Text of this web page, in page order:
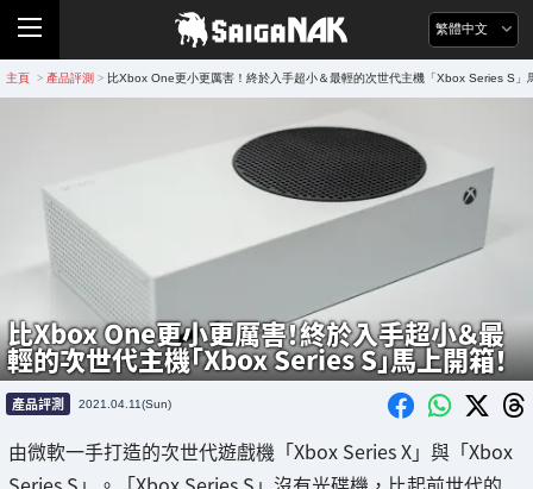
繁體中文
主頁 > 產品評測 > 比Xbox One更小更厲害！終於入手超小＆最輕的次世代主機「Xbox Series S」
比Xbox One更小更厲害！終於入手超小＆最
輕的次世代主機「Xbox Series S」馬上開箱！
產品評測 2021.04.11(Sun)
由微軟一手打造的次世代遊戲機「Xbox Series X」與「Xbox